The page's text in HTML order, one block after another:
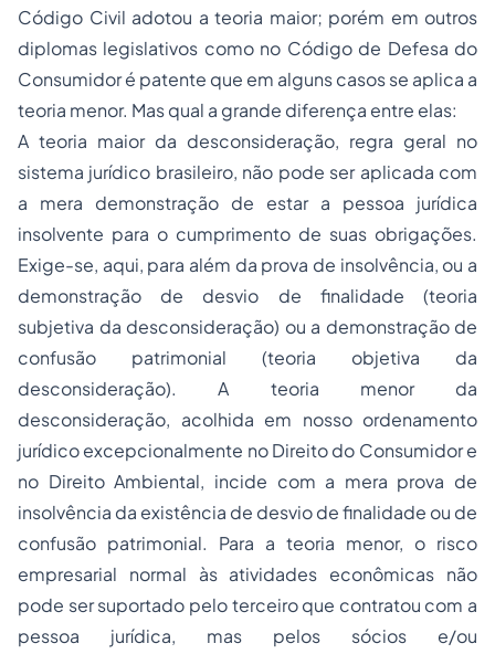
Código Civil adotou a teoria maior; porém em outros
diplomas legislativos como no Código de Defesa do
Consumidor é patente que em alguns casos se aplica a
teoria menor. Mas qual a grande diferença entre elas:
A teoria maior da desconsideração, regra geral no
sistema jurídico brasileiro, não pode ser aplicada com
a mera demonstração de estar a pessoa jurídica
insolvente para o cumprimento de suas obrigações.
Exige-se, aqui, para além da prova de insolvência, ou a
demonstração de desvio de finalidade (teoria
subjetiva da desconsideração) ou a demonstração de
confusão patrimonial (teoria objetiva da
desconsideração). A teoria menor da
desconsideração, acolhida em nosso ordenamento
jurídico excepcionalmente no Direito do Consumidor e
no Direito Ambiental, incide com a mera prova de
insolvência da existência de desvio de finalidade ou de
confusão patrimonial. Para a teoria menor, o risco
empresarial normal às atividades econômicas não
pode ser suportado pelo terceiro que contratou com a
pessoa jurídica, mas pelos sócios e/ou